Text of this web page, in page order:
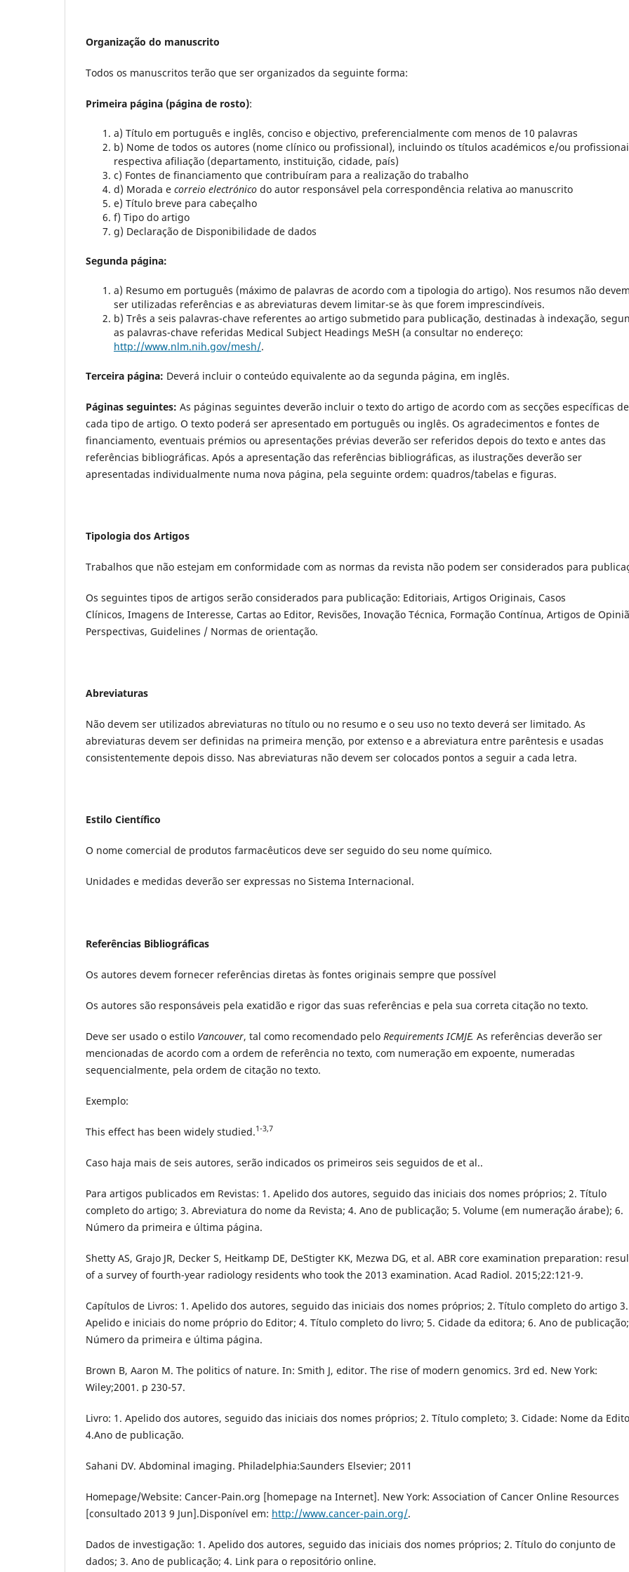
Organização do manuscrito
Todos os manuscritos terão que ser organizados da seguinte forma:
Primeira página (página de rosto):
a) Título em português e inglês, conciso e objectivo, preferencialmente com menos de 10 palavras
b) Nome de todos os autores (nome clínico ou profissional), incluindo os títulos académicos e/ou
respectiva afiliação (departamento, instituição, cidade, país)
c) Fontes de financiamento que contribuíram para a realização do trabalho
d) Morada e correio electrónico do autor responsável pela correspondência relativa ao manuscrito
e) Título breve para cabeçalho
f) Tipo do artigo
g) Declaração de Disponibilidade de dados
Segunda página:
a) Resumo em português (máximo de palavras de acordo com a tipologia do artigo). Nos resumos não devem
ser utilizadas referências e as abreviaturas devem limitar-se às que forem imprescindíveis.
b) Três a seis palavras-chave referentes ao artigo submetido para publicação, destinadas à indexação,
as palavras-chave referidas Medical Subject Headings MeSH (a consultar no endereço:
http://www.nlm.nih.gov/mesh/.
Terceira página: Deverá incluir o conteúdo equivalente ao da segunda página, em inglês.
Páginas seguintes: As páginas seguintes deverão incluir o texto do artigo de acordo com as secções específicas de
cada tipo de artigo. O texto poderá ser apresentado em português ou inglês. Os agradecimentos e fontes de
financiamento, eventuais prémios ou apresentações prévias deverão ser referidos depois do texto e antes das
referências bibliográficas. Após a apresentação das referências bibliográficas, as ilustrações deverão ser
apresentadas individualmente numa nova página, pela seguinte ordem: quadros/tabelas e figuras.
Tipologia dos Artigos
Trabalhos que não estejam em conformidade com as normas da revista não podem ser considerados para
Os seguintes tipos de artigos serão considerados para publicação: Editoriais, Artigos Originais, Casos
Clínicos, Imagens de Interesse, Cartas ao Editor, Revisões, Inovação Técnica, Formação Contínua, Artigos de
Perspectivas, Guidelines / Normas de orientação.
Abreviaturas
Não devem ser utilizados abreviaturas no título ou no resumo e o seu uso no texto deverá ser limitado. As
abreviaturas devem ser definidas na primeira menção, por extenso e a abreviatura entre parêntesis e usadas
consistentemente depois disso. Nas abreviaturas não devem ser colocados pontos a seguir a cada letra.
Estilo Científico
O nome comercial de produtos farmacêuticos deve ser seguido do seu nome químico.
Unidades e medidas deverão ser expressas no Sistema Internacional.
Referências Bibliográficas
Os autores devem fornecer referências diretas às fontes originais sempre que possível
Os autores são responsáveis pela exatidão e rigor das suas referências e pela sua correta citação no texto.
Deve ser usado o estilo Vancouver, tal como recomendado pelo Requirements ICMJE. As referências deverão ser
mencionadas de acordo com a ordem de referência no texto, com numeração em expoente, numeradas
sequencialmente, pela ordem de citação no texto.
Exemplo:
This effect has been widely studied.1-3,7
Caso haja mais de seis autores, serão indicados os primeiros seis seguidos de et al..
Para artigos publicados em Revistas: 1. Apelido dos autores, seguido das iniciais dos nomes próprios; 2. Título
completo do artigo; 3. Abreviatura do nome da Revista; 4. Ano de publicação; 5. Volume (em numeração árabe); 6.
Número da primeira e última página.
Shetty AS, Grajo JR, Decker S, Heitkamp DE, DeStigter KK, Mezwa DG, et al. ABR core examination preparation:
of a survey of fourth-year radiology residents who took the 2013 examination. Acad Radiol. 2015;22:121-9.
Capítulos de Livros: 1. Apelido dos autores, seguido das iniciais dos nomes próprios; 2. Título completo do artigo 3.
Apelido e iniciais do nome próprio do Editor; 4. Título completo do livro; 5. Cidade da editora; 6. Ano de
Número da primeira e última página.
Brown B, Aaron M. The politics of nature. In: Smith J, editor. The rise of modern genomics. 3rd ed. New York:
Wiley;2001. p 230-57.
Livro: 1. Apelido dos autores, seguido das iniciais dos nomes próprios; 2. Título completo; 3. Cidade: Nome da
4.Ano de publicação.
Sahani DV. Abdominal imaging. Philadelphia:Saunders Elsevier; 2011
Homepage/Website: Cancer-Pain.org [homepage na Internet]. New York: Association of Cancer Online Resources
[consultado 2013 9 Jun].Disponível em: http://www.cancer-pain.org/.
Dados de investigação: 1. Apelido dos autores, seguido das iniciais dos nomes próprios; 2. Título do conjunto de
dados; 3. Ano de publicação; 4. Link para o repositório online.